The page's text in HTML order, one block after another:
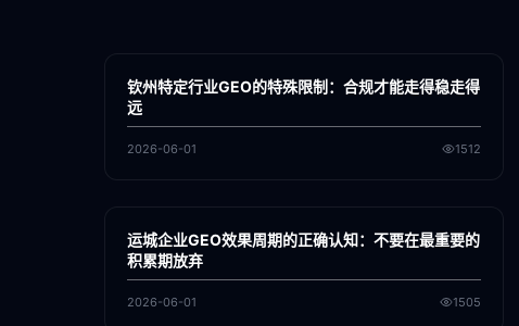
GEO
钦州特定行业GEO的特殊限制：合规才能走得稳走得
远
2026-06-01 1512
GEO
运城企业GEO效果周期的正确认知：不要在最重要的
积累期放弃
2026-06-01 1505